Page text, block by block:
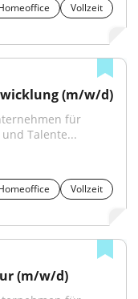
Vollzeit
(m/w/d)
für
Talente...
Vollzeit
(m/w/d)